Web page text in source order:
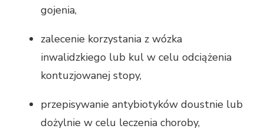
gojenia,
zalecenie korzystania z wózka
inwalidzkiego lub kul w celu odciążenia
kontuzjowanej stopy,
przepisywanie antybiotyków doustnie lub
dożylnie w celu leczenia choroby,